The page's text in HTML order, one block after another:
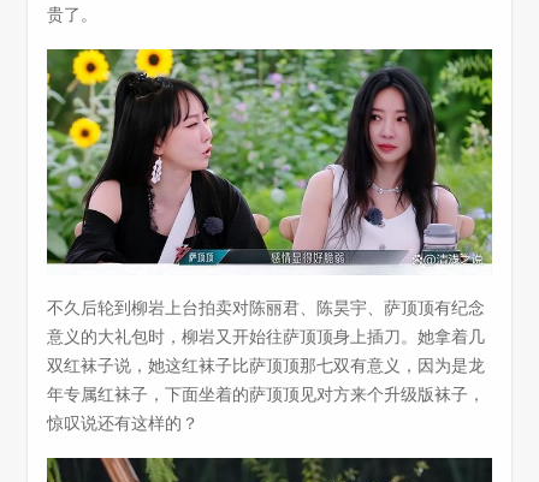
贵了。
不久后轮到柳岩上台拍卖对陈丽君、陈昊宇、萨顶顶有纪念
意义的大礼包时，柳岩又开始往萨顶顶身上插刀。她拿着几
双红袜子说，她这红袜子比萨顶顶那七双有意义，因为是龙
年专属红袜子，下面坐着的萨顶顶见对方来个升级版袜子，
惊叹说还有这样的？